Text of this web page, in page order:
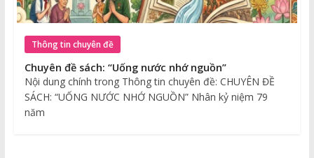
Thông tin chuyên đề
Chuyên đề sách: “Uống nước nhớ nguồn”
Nội dung chính trong Thông tin chuyên đề: CHUYÊN ĐỀ
SÁCH: “UỐNG NƯỚC NHỚ NGUỒN” Nhân kỷ niệm 79
năm